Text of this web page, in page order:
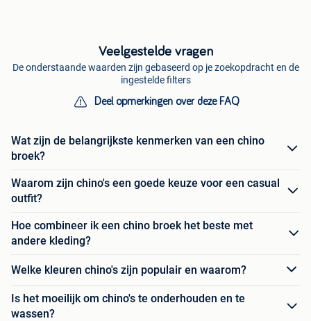
Veelgestelde vragen
De onderstaande waarden zijn gebaseerd op je zoekopdracht en de
ingestelde filters
Deel opmerkingen over deze FAQ
Wat zijn de belangrijkste kenmerken van een chino
broek?
Waarom zijn chino's een goede keuze voor een casual
outfit?
Hoe combineer ik een chino broek het beste met
andere kleding?
Welke kleuren chino's zijn populair en waarom?
Is het moeilijk om chino's te onderhouden en te
wassen?